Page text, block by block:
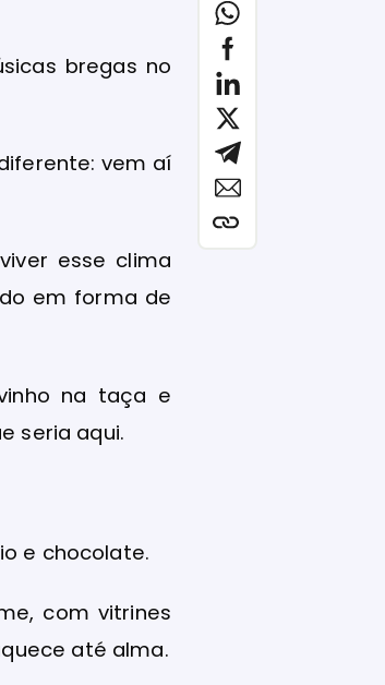
bregas no
vem aí
esse clima
em forma de
na taça e
seria aqui.
e chocolate.
com vitrines
até alma.